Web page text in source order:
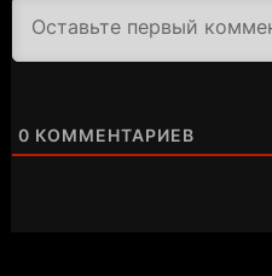
0 КОММЕНТАРИЕВ